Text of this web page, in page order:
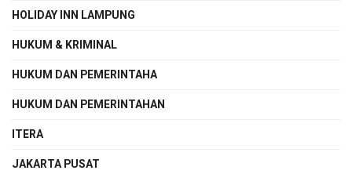
HOLIDAY INN LAMPUNG
HUKUM & KRIMINAL
HUKUM DAN PEMERINTAHA
HUKUM DAN PEMERINTAHAN
ITERA
JAKARTA PUSAT